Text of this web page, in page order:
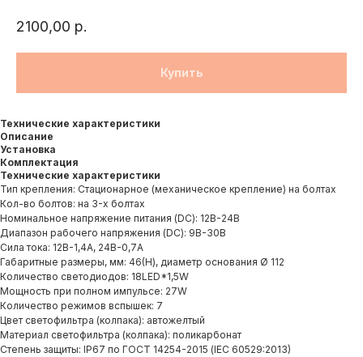
2100,00 р.
Купить
Технические характеристики
Описание
Установка
Комплектация
Технические характеристики
Тип крепления: Стационарное (механическое крепление) на болтах
Кол-во болтов: на 3-х болтах
Номинальное напряжение питания (DC): 12В-24В
Диапазон рабочего напряжения (DC): 9В-30В
Сила тока: 12В-1,4А, 24В-0,7А
Габаритные размеры, мм: 46(H), диаметр основания Ø 112
Количество светодиодов: 18LED*1,5W
Мощность при полном импульсе: 27W
Количество режимов вспышек: 7
Цвет светофильтра (колпака): автожелтый
Материал светофильтра (колпака): поликарбонат
Степень защиты: IP67 по ГОСТ 14254-2015 (IЕС 60529:2013)